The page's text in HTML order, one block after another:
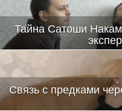
Тайна Сатоши
Связь с предками